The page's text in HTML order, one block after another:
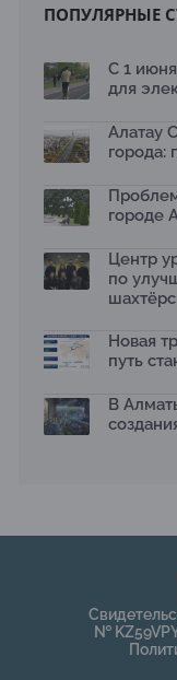
Архитектурная
Первый Дом
13.07.2026
В столичном
отходам
08.07.2026
общественных
06.07.2026
температуру и
03.07.2026
сильных дождей
02.07.2026
На слушаниях по
130-летняя
ПОПУЛЯРНЫЕ
С 1
для
Алатау
города:
городе
Центр
по
Новая
путь
В
№